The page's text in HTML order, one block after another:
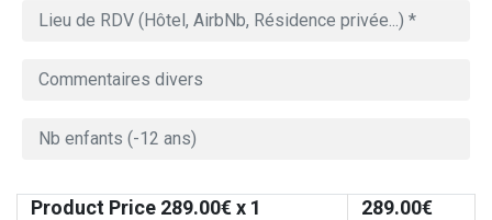
Product Price 289.00€ x 1 289.00€